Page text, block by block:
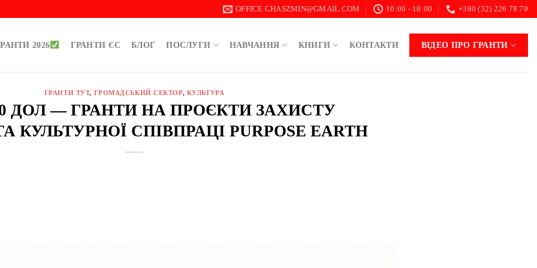
OFFICE.CHASZMIN@GMAIL.COM 10:00 - 18:00 +380 (32) 226 78 79
2026 ГРАНТИ ЄС БЛОГ ПОСЛУГИ НАВЧАННЯ КНИГИ КОНТАКТИ ВІДЕО ПРО ГРАНТИ
ГРАНТИ ТУТ, ГРОМАДСЬКИЙ СЕКТОР, КУЛЬТУРА
ДОЛ — ГРАНТИ НА ПРОЄКТИ ЗАХИСТУ
КУЛЬТУРНОЇ СПІВПРАЦІ PURPOSE EARTH